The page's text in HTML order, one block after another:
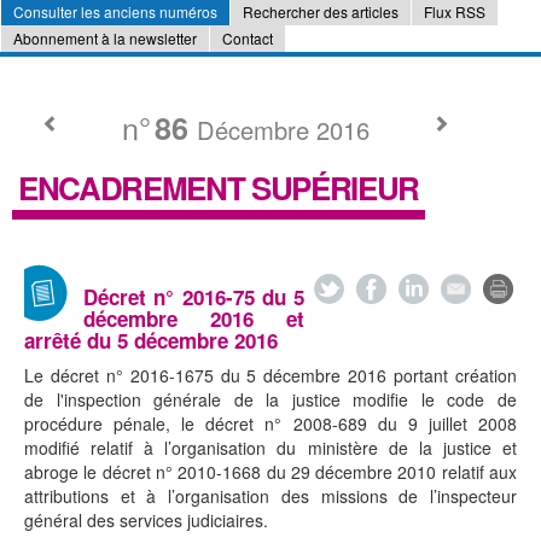
Consulter les anciens numéros Rechercher des articles
Flux RSS
Abonnement à la newsletter
Contact
n°86 Décembre 2016
ENCADREMENT SUPÉRIEUR
Décret n° 2016-75 du 5
décembre 2016 et
arrêté du 5 décembre 2016
Le décret n° 2016-1675 du 5 décembre 2016 portant création
de l'inspection générale de la justice modifie le code de
procédure pénale, le décret n° 2008-689 du 9 juillet 2008
modifié relatif à l’organisation du ministère de la justice et
abroge le décret n° 2010-1668 du 29 décembre 2010 relatif aux
attributions et à l’organisation des missions de l’inspecteur
général des services judiciaires.